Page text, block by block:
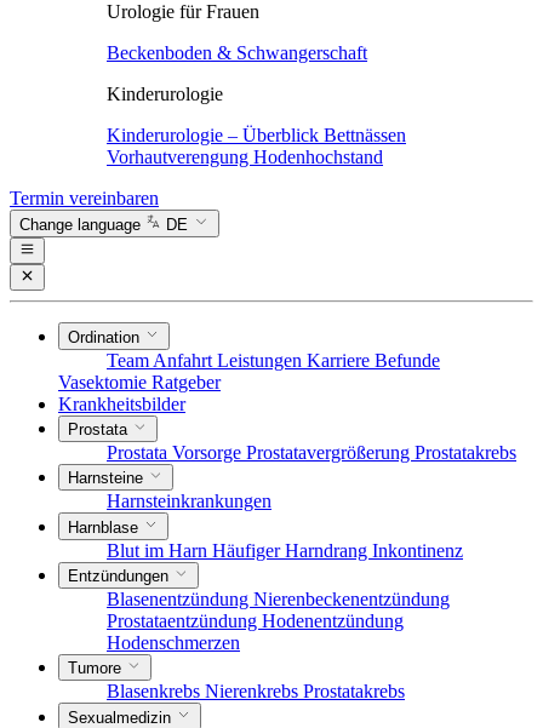
Urologie für Frauen
Beckenboden & Schwangerschaft
Kinderurologie
Kinderurologie – Überblick Bettnässen
Vorhautverengung Hodenhochstand
Termin vereinbaren
Change language DE
Ordination
Team Anfahrt Leistungen Karriere Befunde
Vasektomie Ratgeber
Krankheitsbilder
Prostata
Prostata Vorsorge Prostatavergrößerung Prostatakrebs
Harnsteine
Harnsteinkrankungen
Harnblase
Blut im Harn Häufiger Harndrang Inkontinenz
Entzündungen
Blasenentzündung Nierenbeckenentzündung
Prostataentzündung Hodenentzündung
Hodenschmerzen
Tumore
Blasenkrebs Nierenkrebs Prostatakrebs
Sexualmedizin